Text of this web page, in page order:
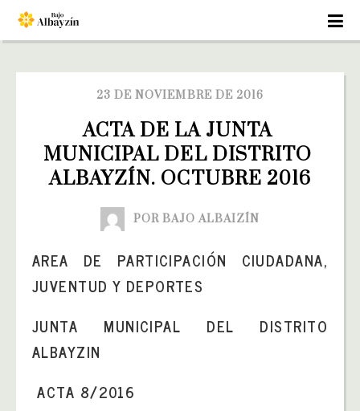
23 DE NOVIEMBRE DE 2016
ACTA DE LA JUNTA
MUNICIPAL DEL DISTRITO
ALBAYZÍN. OCTUBRE 2016
POR BAJO ALBAIZÍN
AREA DE PARTICIPACIÓN CIUDADANA,
JUVENTUD Y DEPORTES
JUNTA MUNICIPAL DEL DISTRITO
ALBAYZIN
ACTA 8/2016